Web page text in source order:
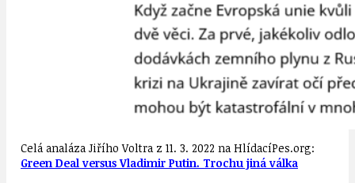
Celá analáza Jiřího Voltra z 11. 3. 2022 na HlídacíPes.org:
Green Deal versus Vladimir Putin. Trochu jiná válka